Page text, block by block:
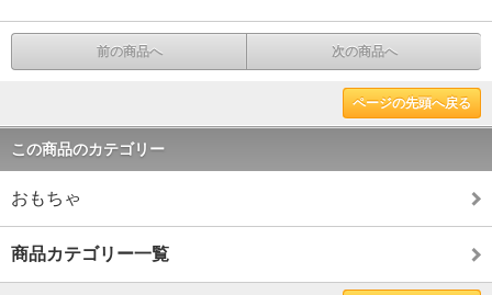
前の商品へ 次の商品へ
ページの先頭へ戻る
この商品のカテゴリー
おもちゃ
商品カテゴリー一覧